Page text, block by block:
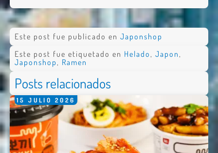
Este post fue publicado en Japonshop
Este post fue etiquetado en Helado, Japon,
Japonshop, Ramen
Posts relacionados
15 JULIO 2026